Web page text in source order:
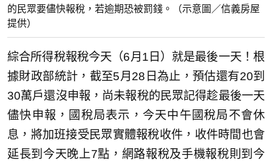
的民眾要儘快報稅，若逾期恐被罰錢。（示意圖／信義房屋
提供）
綜合所得稅報稅今天（6月1日）就是最後一天！根
據財政部統計，截至5月28日為止，預估還有20到
30萬戶還沒申報，尚未報稅的民眾記得趁最後一天
儘快申報，國稅局表示，今天中午國稅局不會休
息，將加班接受民眾實體報稅收件，收件時間也會
延長到今天晚上7點，網路報稅及手機報稅則到今